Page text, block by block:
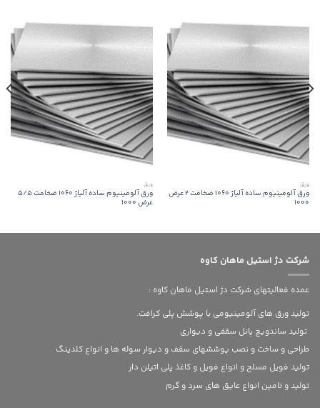
ورق
ورق آلومینیوم ساده آلیاژ 1060 ضخامت 2 عرض
1000
ورق
ورق آلومینیوم ساده آلیاژ 1060 ضخامت 5/5
عرض 1000
شرکت دژ استیل ماهان کاوه
عمده فعالیتهای شرکت دژ استیل ماهان کاوه :
تولید ورق های آلومینیومی با پوشش پلی کرافت.
تولید ساندویچ پانل سقفی و دیواری
طراحی و ساخت و نصب پوششهای سقف و دیوار سوله ها و انواع کلدینگ
تولید فویل مسلح و انواع فویل و کاغذ پلی اتیلن دار
تولید و تامین انواع عایق های سرد و گرم